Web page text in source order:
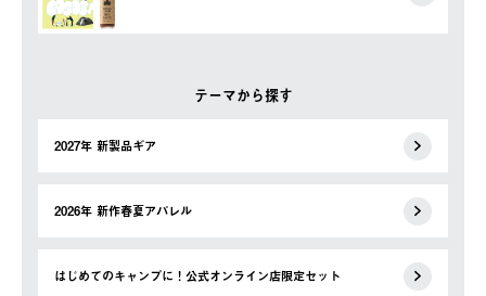
テーマから探す
2027年 新製品ギア
2026年 新作春夏アパレル
はじめてのキャンプに！公式オンライン店限定セット